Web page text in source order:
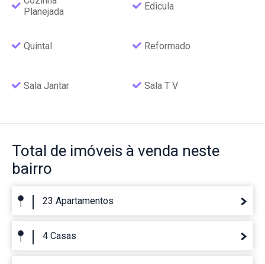
Planejada
Edicula
Quintal Reformado
Sala Jantar Sala T V
Total de imóveis à venda neste
bairro
23 Apartamentos
4 Casas